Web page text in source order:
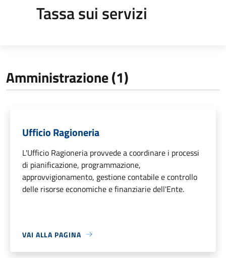
Tassa sui servizi
Amministrazione (1)
Ufficio Ragioneria
L'Ufficio Ragioneria provvede a coordinare i processi
di pianificazione, programmazione,
approvvigionamento, gestione contabile e controllo
delle risorse economiche e finanziarie dell'Ente.
VAI ALLA PAGINA